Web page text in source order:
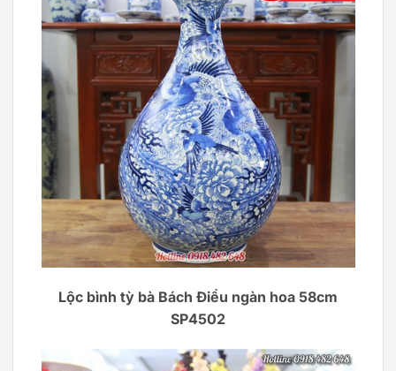
Lộc bình tỳ bà Bách Điểu ngàn hoa 58cm
SP4502